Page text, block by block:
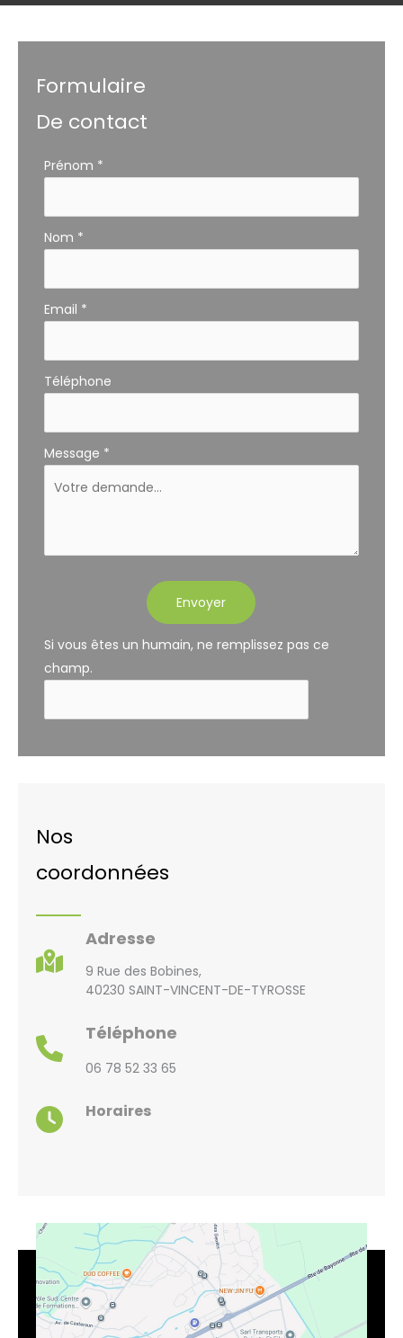
Formulaire
De contact
Formulaire
avec
téléphone
Prénom *
Nom *
Email *
Téléphone
Message *
Envoyer
Si vous êtes un humain, ne remplissez pas ce
champ.
Nos
coordonnées
Adresse
9 Rue des Bobines,
40230 SAINT-VINCENT-DE-TYROSSE
Téléphone
06 78 52 33 65
Horaires